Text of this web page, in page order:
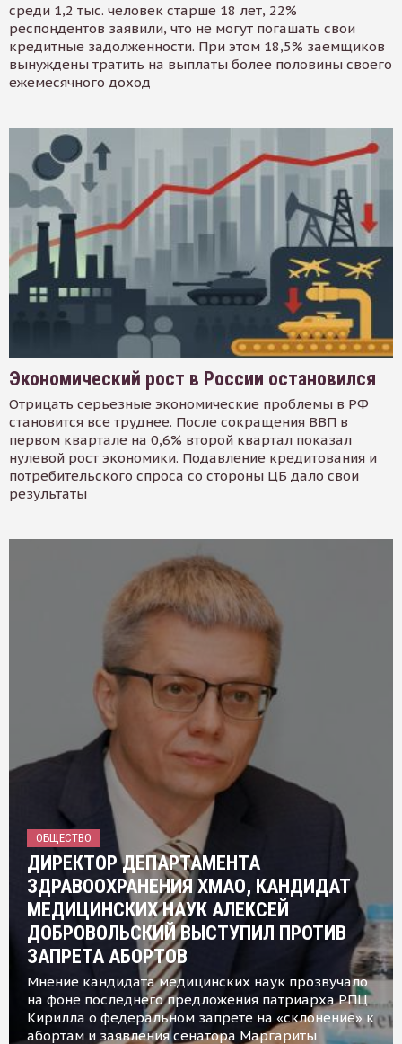
среди 1,2 тыс. человек старше 18 лет, 22%
респондентов заявили, что не могут погашать свои
кредитные задолженности. При этом 18,5% заемщиков
вынуждены тратить на выплаты более половины своего
ежемесячного доход
Экономический рост в России остановился
Отрицать серьезные экономические проблемы в РФ
становится все труднее. После сокращения ВВП в
первом квартале на 0,6% второй квартал показал
нулевой рост экономики. Подавление кредитования и
потребительского спроса со стороны ЦБ дало свои
результаты
ОБЩЕСТВО
ДИРЕКТОР ДЕПАРТАМЕНТА
ЗДРАВООХРАНЕНИЯ ХМАО, КАНДИДАТ
МЕДИЦИНСКИХ НАУК АЛЕКСЕЙ
ДОБРОВОЛЬСКИЙ ВЫСТУПИЛ ПРОТИВ
ЗАПРЕТА АБОРТОВ
Мнение кандидата медицинских наук прозвучало
на фоне последнего предложения патриарха РПЦ
Кирилла о федеральном запрете на «склонение» к
абортам и заявления сенатора Маргариты